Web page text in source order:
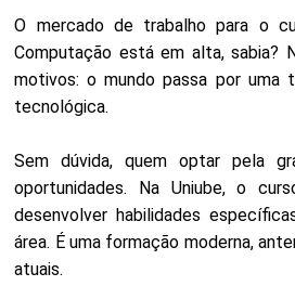
O mercado de trabalho para o
Computação está em alta, sabia?
motivos: o mundo passa por uma
tecnológica.
Sem dúvida, quem optar pela
oportunidades. Na Uniube, o
desenvolver habilidades
área. É uma formação moderna,
atuais.